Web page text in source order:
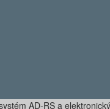
AD-RS a